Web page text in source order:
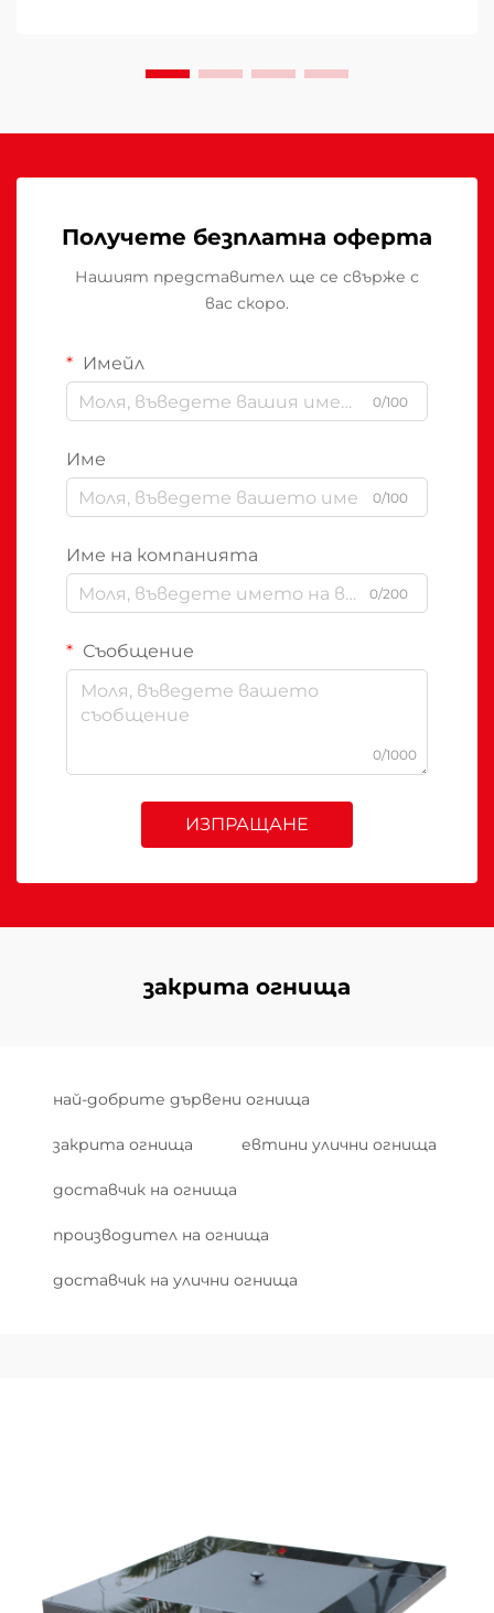
Получете безплатна оферта
Нашият представител ще се свърже с
вас скоро.
Имейл
0/100
Име
0/100
Име на компанията
0/200
Съобщение
0/1000
ИЗПРАЩАНЕ
закрита огнища
най-добрите дървени огнища
закрита огнища евтини улични огнища
доставчик на огнища
производител на огнища
доставчик на улични огнища